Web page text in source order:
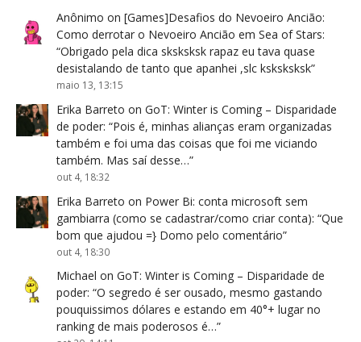
Anônimo on [Games]Desafios do Nevoeiro Ancião:
Como derrotar o Nevoeiro Ancião em Sea of Stars:
“Obrigado pela dica sksksksk rapaz eu tava quase
desistalando de tanto que apanhei ,slc ksksksksk”
maio 13, 13:15
Erika Barreto on GoT: Winter is Coming – Disparidade
de poder: “Pois é, minhas alianças eram organizadas
também e foi uma das coisas que foi me viciando
também. Mas saí desse…”
out 4, 18:32
Erika Barreto on Power Bi: conta microsoft sem
gambiarra (como se cadastrar/como criar conta): “Que
bom que ajudou =} Domo pelo comentário”
out 4, 18:30
Michael on GoT: Winter is Coming – Disparidade de
poder: “O segredo é ser ousado, mesmo gastando
pouquissimos dólares e estando em 40°+ lugar no
ranking de mais poderosos é…”